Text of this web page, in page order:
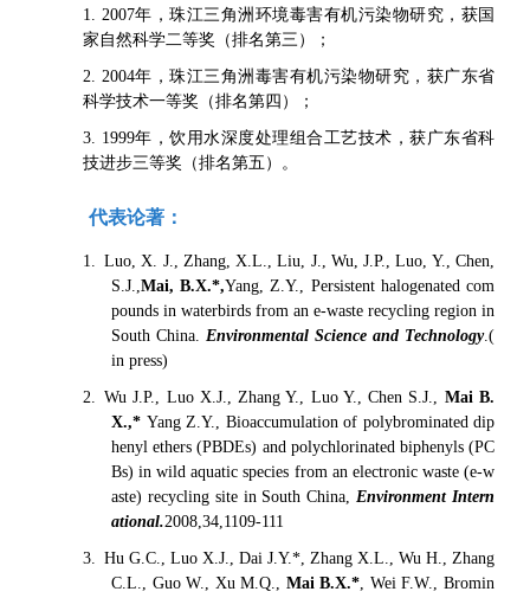
1. 2007年，珠江三角洲环境毒害有机污染物研究，获国
家自然科学二等奖（排名第三）；
2. 2004年，珠江三角洲毒害有机污染物研究，获广东省
科学技术一等奖（排名第四）；
3. 1999年，饮用水深度处理组合工艺技术，获广东省科
技进步三等奖（排名第五）。
代表论著：
1. Luo, X. J., Zhang, X.L., Liu, J., Wu, J.P., Luo, Y., Chen,
S.J.,Mai, B.X.*,Yang, Z.Y., Persistent halogenated com
pounds in waterbirds from an e-waste recycling region in
South China. Environmental Science and Technology.(
in press)
2. Wu J.P., Luo X.J., Zhang Y., Luo Y., Chen S.J., Mai B.
X.,* Yang Z.Y., Bioaccumulation of polybrominated dip
henyl ethers (PBDEs) and polychlorinated biphenyls (PC
Bs) in wild aquatic species from an electronic waste (e-w
aste) recycling site in South China,Environment Intern
ational.2008,34,1109-111
3. Hu G.C., Luo X.J., Dai J.Y.*, Zhang X.L., Wu H., Zhang
C.L., Guo W., Xu M.Q., Mai B.X.*, Wei F.W., Bromin